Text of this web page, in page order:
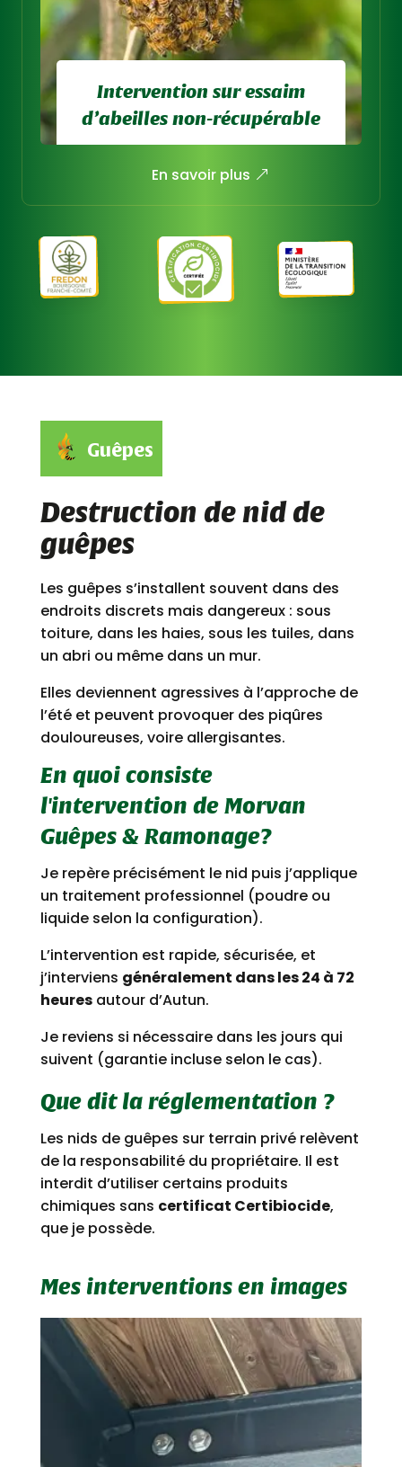
Intervention sur essaim
d’abeilles non-récupérable
l’essaim présente un risque et est
En savoir plus
Guêpes
Destruction de nid de
guêpes
Les guêpes s’installent souvent dans des
endroits discrets mais dangereux : sous
toiture, dans les haies, sous les tuiles, dans
un abri ou même dans un mur.
Elles deviennent agressives à l’approche de
l’été et peuvent provoquer des piqûres
douloureuses, voire allergisantes.
En quoi consiste
l'intervention de Morvan
Guêpes & Ramonage?
Je repère précisément le nid puis j’applique
un traitement professionnel (poudre ou
liquide selon la configuration).
L’intervention est rapide, sécurisée, et
j’interviens généralement dans les 24 à 72
heuresautour d’Autun.
Je reviens si nécessaire dans les jours qui
suivent (garantie incluse selon le cas).
Que dit la réglementation ?
Les nids de guêpes sur terrain privé relèvent
de la responsabilité du propriétaire. Il est
interdit d’utiliser certains produits
chimiques sans certificat Certibiocide,
que je possède.
Mes interventions en images